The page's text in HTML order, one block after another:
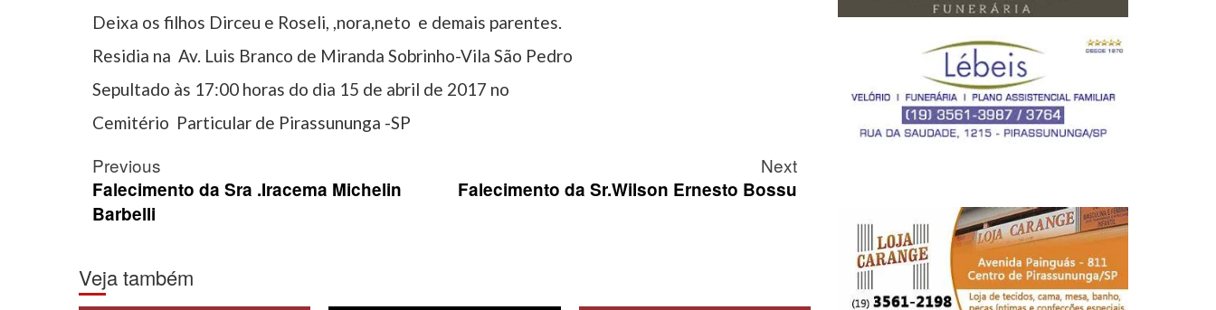
Deixa os filhos Dirceu e Roseli, ,nora,neto e demais parentes.
Residia na Av. Luis Branco de Miranda Sobrinho-Vila São Pedro
Sepultado às 17:00 horas do dia 15 de abril de 2017 no
Cemitério Particular de Pirassununga -SP
Post
navigation
Previous
Falecimento da Sra .Iracema Michelin
Barbelli
Next
Falecimento da Sr.Wilson Ernesto Bossu
Veja também